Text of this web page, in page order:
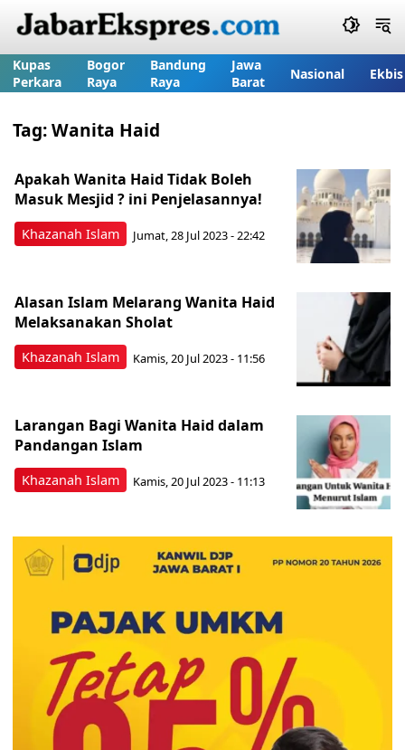
Kupas
Perkara
Bogor
Raya
Bandung
Raya
Jawa
Barat
Nasional Ekbis
Tag:Wanita Haid
Khazanah Islam
Apakah Wanita Haid Tidak Boleh
Masuk Mesjid ? ini Penjelasannya!
Jumat, 28 Jul 2023 - 22:42
Khazanah Islam
Alasan Islam Melarang Wanita Haid
Melaksanakan Sholat
Kamis, 20 Jul 2023 - 11:56
Khazanah Islam
Larangan Bagi Wanita Haid dalam
Pandangan Islam
Kamis, 20 Jul 2023 - 11:13